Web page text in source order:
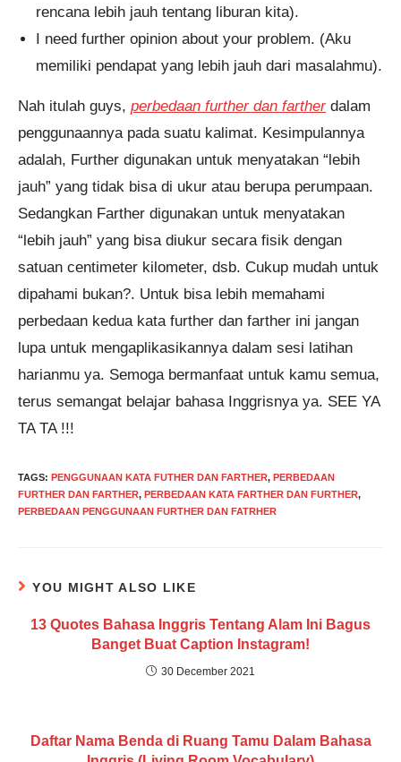
rencana lebih jauh tentang liburan kita).
I need further opinion about your problem. (Aku
memiliki pendapat yang lebih jauh dari masalahmu).
Nah itulah guys, perbedaan further dan fartherdalam
penggunaannya pada suatu kalimat. Kesimpulannya
adalah, Further digunakan untuk menyatakan “lebih
jauh” yang tidak bisa di ukur atau berupa perumpaan.
Sedangkan Farther digunakan untuk menyatakan
“lebih jauh” yang bisa diukur secara fisik dengan
satuan centimeter kilometer, dsb. Cukup mudah untuk
dipahami bukan?. Untuk bisa lebih memahami
perbedaan kedua kata further dan farther ini jangan
lupa untuk mengaplikasikannya dalam sesi latihan
harianmu ya. Semoga bermanfaat untuk kamu semua,
terus semangat belajar bahasa Inggrisnya ya. SEE YA
TA TA !!!
TAGS: PENGGUNAAN KATA FUTHER DAN FARTHER, PERBEDAAN
FURTHER DAN FARTHER, PERBEDAAN KATA FARTHER DAN FURTHER,
PERBEDAAN PENGGUNAAN FURTHER DAN FATRHER
YOU MIGHT ALSO LIKE
13 Quotes Bahasa Inggris Tentang Alam Ini Bagus
Banget Buat Caption Instagram!
30 December 2021
Daftar Nama Benda di Ruang Tamu Dalam Bahasa